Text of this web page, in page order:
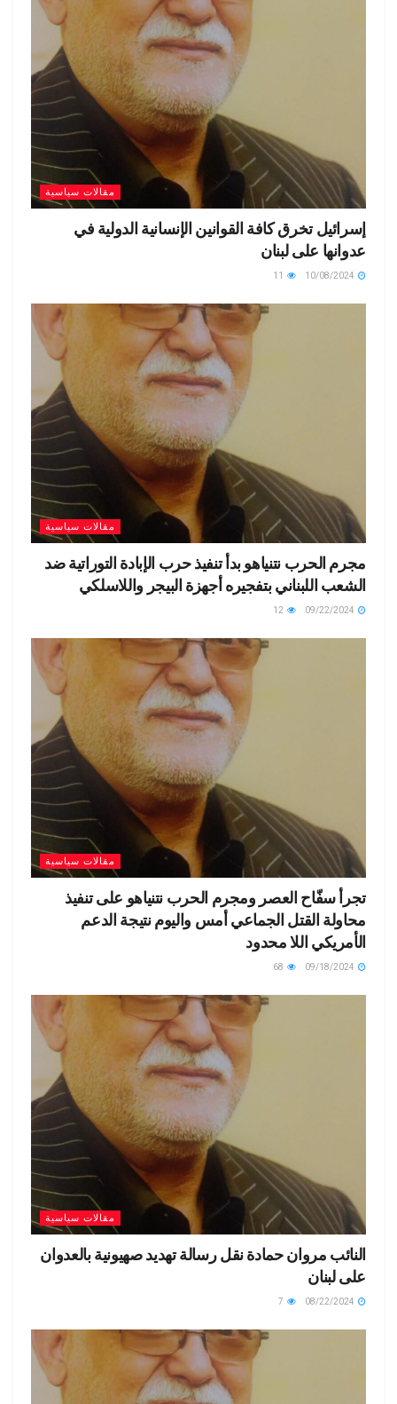
مقالات سياسية
إسرائيل تخرق كافة القوانين الإنسانية الدولية في
عدوانها على لبنان
مقالات سياسية
مجرم الحرب نتنياهو بدأ تنفيذ حرب الإبادة التوراتية ضد
الشعب اللبناني بتفجيره أجهزة البيجر واللاسلكي
مقالات سياسية
تجرأ سفّاح العصر ومجرم الحرب نتنياهو على تنفيذ
محاولة القتل الجماعي أمس واليوم نتيجة الدعم
الأمريكي اللا محدود
مقالات سياسية
النائب مروان حمادة نقل رسالة تهديد صهيونية بالعدوان
على لبنان